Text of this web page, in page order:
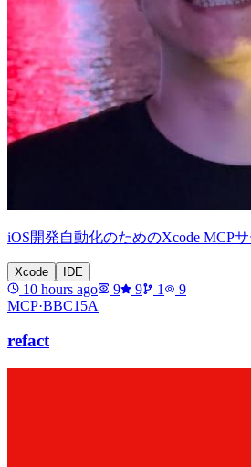
iOS開発自動化のためのXcode MCP
Xcode IDE
10 hours ago 9 9 1
9
MCP·BBC15A
refact